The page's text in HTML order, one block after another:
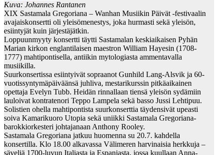
Kuva: Johannes Rantanen
XIX Sastamala Gregoriana – Wanhan Musiikin Päivät -festivaalin
avajaiskonsertti oli yleisömenestys, joka hurmasti sekä yleisön,
esiintyjät kuin järjestäjätkin.
Loppuunmyyty konsertti täytti Sastamalan keskiaikaisen Pyhän
Marian kirkon englantilaisen maestron William Hayesin (1708-
1777) mahtipontisella, antiikin mytologiasta ammentavalla
musiikilla.
Suurkonsertissa esiintyivät sopraanot Gunhild Lang-Alsvik ja 60-
vuotissyntymäpäiväänsä juhliva, mestarikurssin pitkäaikainen
opettaja Evelyn Tubb. Heidän rinnallaan tiensä yleisön sydämiin
lauloivat kontratenori Teppo Lampela sekä basso Jussi Lehtipuu.
Solistien ohella mahtipontista suurkonserttia täydensivät upeasti
soiva Kamarikuoro Utopia sekä uniikki Sastamala Gregoriana-
barokkiorkesteri johtajanaan Anthony Rooley.
Sastamala Gregoriana jatkuu huomenna su 20.7. kahdella
konsertilla. Klo 18.00 alkavassa Välimeren harvinaisia herkkuja –
säveliä 1700-luvun Italiasta ja Espanjasta, jossa kuullaan Anna-